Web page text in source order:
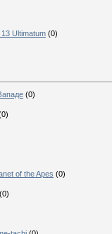
Ultimatum (0)
(0)
of the Apes (0)
(0)